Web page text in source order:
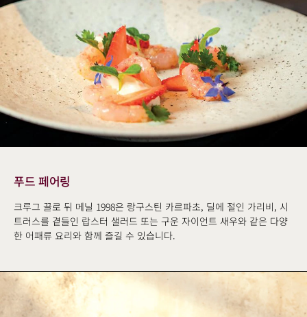
푸드 페어링
크루그 끌로 뒤 메닐 1998은 랑구스틴 카르파초, 딜에 절인 가리비, 시
트러스를 곁들인 랍스터 샐러드 또는 구운 자이언트 새우와 같은 다양
한 어패류 요리와 함께 즐길 수 있습니다.